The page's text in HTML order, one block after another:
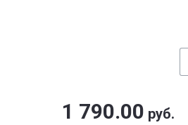
1 790.00 руб.